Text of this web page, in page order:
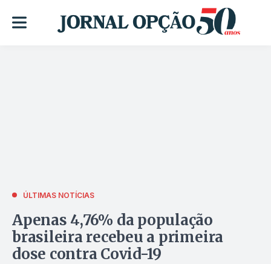
ÚLTIMAS NOTÍCIAS
Apenas 4,76% da população
brasileira recebeu a primeira
dose contra Covid-19